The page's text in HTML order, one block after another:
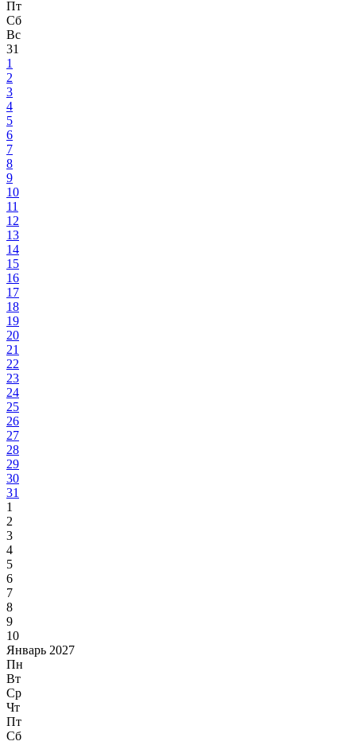
Пт
Сб
Вс
31
1
2
3
4
5
6
7
8
9
10
11
12
13
14
15
16
17
18
19
20
21
22
23
24
25
26
27
28
29
30
31
1
2
3
4
5
6
7
8
9
10
Январь 2027
Пн
Вт
Ср
Чт
Пт
Сб